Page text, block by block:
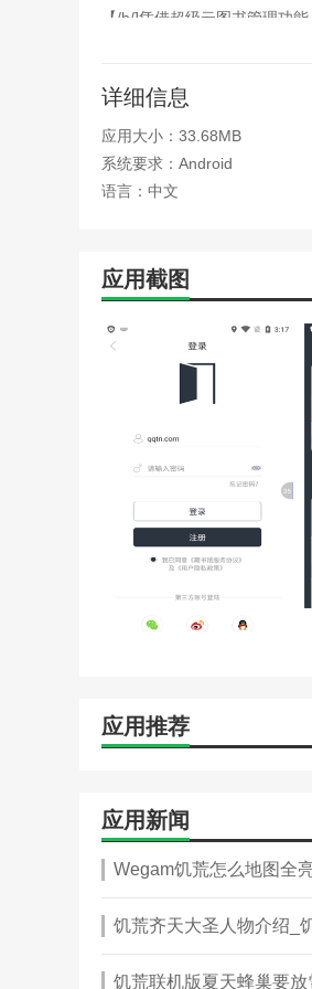
【/h/]凭借超级云图书管理功
书籍可以借阅，私人书籍不
2。购买官方电子书【/h/]
在【/h/]藏书阁app中购买的正
3。发起预订请求【/h/]
【/h/]从书本中获取的知识可
点，这大大提高了知识获取的
5。阅读俱乐部【/h/]
【/h/]你可以为每本书创建一
认证的线下阅读组织，参与线
6。阅读和社交【/h/]
【/h/]你可以在附近找到会藏
7。导游服务【/h/]
【/h/]名人推荐、好书榜、热
【/h/]藏书阁相关建议
【/h/]用了免费小说全集就爱
详细信息
应用大小：33.68MB
系统要求：Android
语言：中文
应用截图
应用推荐
应用新闻